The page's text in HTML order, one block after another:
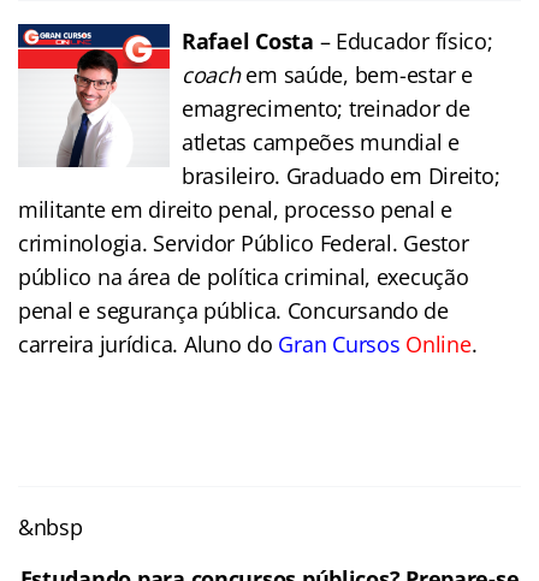
Rafael Costa – Educador físico;
coachem saúde, bem-estar e
emagrecimento; treinador de
atletas campeões mundial e
brasileiro. Graduado em Direito;
militante em direito penal, processo penal e
criminologia. Servidor Público Federal. Gestor
público na área de política criminal, execução
penal e segurança pública. Concursando de
carreira jurídica. Aluno do Gran Cursos Online.
&nbsp